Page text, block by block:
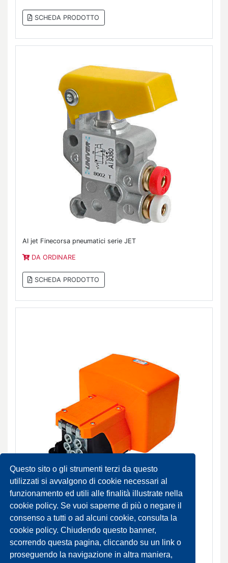
Questo sito o gli strumenti terzi da questo
utilizzati si avvalgono di cookie necessari al
funzionamento ed utili alle finalità illustrate nella
cookie policy. Se vuoi saperne di più o negare il
consenso a tutti o ad alcuni cookie, consulta la
cookie policy. Chiudendo questo banner,
scorrendo questa pagina, cliccando su un link o
proseguendo la navigazione in altra maniera,
SCHEDA PRODOTTO
AI jet Finecorsa pneumatici serie JET
DA ORDINARE
SCHEDA PRODOTTO
AM Pedali pneumatici ed elettrici
NORMALMENTE DISPONIBILE
SCHEDA PRODOTTO